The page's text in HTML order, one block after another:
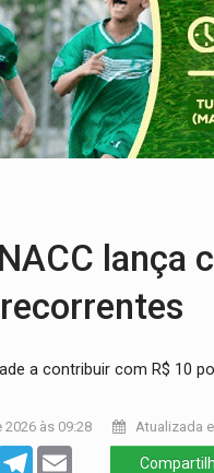
Interior de Rondônia terá
Após quase 30
de Rondônia
2026: Sgt. Mouza
lança
a contribuir com R$ 10
às 09:28 Atualizada
Telegram